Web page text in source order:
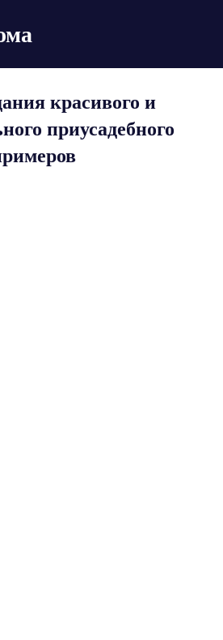
красивого и
приусадебного